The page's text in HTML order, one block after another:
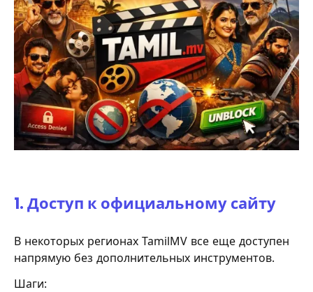
1. Доступ к официальному сайту
В некоторых регионах TamilMV все еще доступен
напрямую без дополнительных инструментов.
Шаги: